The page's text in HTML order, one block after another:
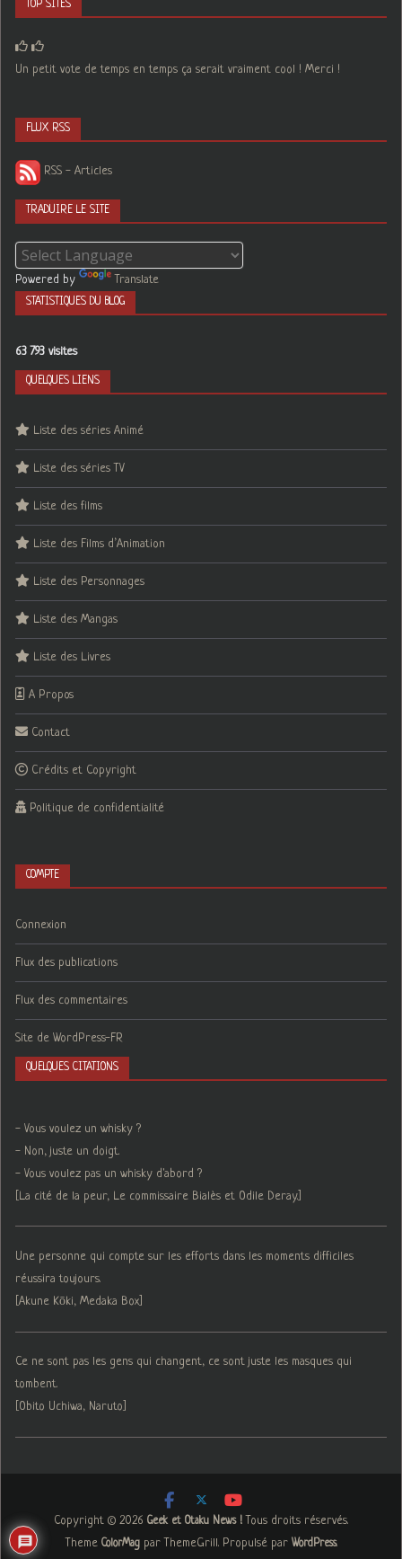
TOP SITES
Un petit vote de temps en temps ça serait vraiment cool ! Merci !
FLUX RSS
RSS - Articles
TRADUIRE LE SITE
Powered by Translate
STATISTIQUES DU BLOG
63 793 visites
QUELQUES LIENS
Liste des séries Animé
Liste des séries TV
Liste des films
Liste des Films d’Animation
Liste des Personnages
Liste des Mangas
Liste des Livres
A Propos
Contact
Crédits et Copyright
Politique de confidentialité
COMPTE
Connexion
Flux des publications
Flux des commentaires
Site de WordPress-FR
QUELQUES CITATIONS
- Vous voulez un whisky ?
- Non, juste un doigt.
- Vous voulez pas un whisky d'abord ?
[La cité de la peur, Le commissaire Bialès et Odile Deray.]
Une personne qui compte sur les efforts dans les moments difficiles
réussira toujours.
[Akune Kōki, Medaka Box]
Ce ne sont pas les gens qui changent, ce sont juste les masques qui
tombent.
[Obito Uchiwa, Naruto]
Copyright © 2026 Geek et Otaku News !. Tous droits réservés.
Theme ColorMagpar ThemeGrill. Propulsé par WordPress.